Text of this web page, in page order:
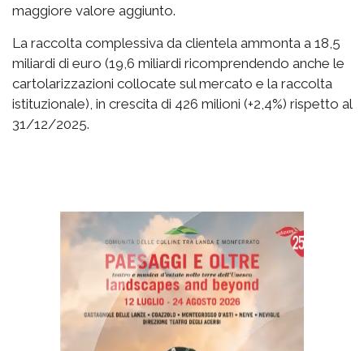
maggiore valore aggiunto.
La raccolta complessiva da clientela ammonta a 18,5
miliardi di euro (19,6 miliardi ricomprendendo anche le
cartolarizzazioni collocate sul mercato e la raccolta
istituzionale), in crescita di 426 milioni (+2,4%) rispetto al
31/12/2025.